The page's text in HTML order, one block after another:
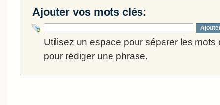
Ajouter vos mots clés:
Utilisez un espace pour séparer les mots
pour rédiger une phrase.